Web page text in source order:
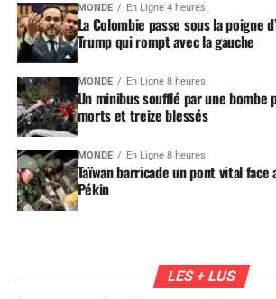
MONDE En Ligne 4 heures
La Colombie passe sous la poigne
Trump qui rompt avec la gauche
MONDE En Ligne 8 heures
Un minibus soufflé par une bombe
morts et treize blessés
MONDE En Ligne 8 heures
Taïwan barricade un pont vital face
Pékin
LES + LUS